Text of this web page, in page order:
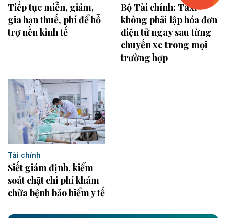
Tiếp tục miễn, giảm,
gia hạn thuế, phí để hỗ
trợ nền kinh tế
Bộ Tài chính: Taxi
không phải lập hóa đơn
điện tử ngay sau từng
chuyến xe trong mọi
trường hợp
Tài chính
Siết giám định, kiểm
soát chặt chi phí khám
chữa bệnh bảo hiểm y tế